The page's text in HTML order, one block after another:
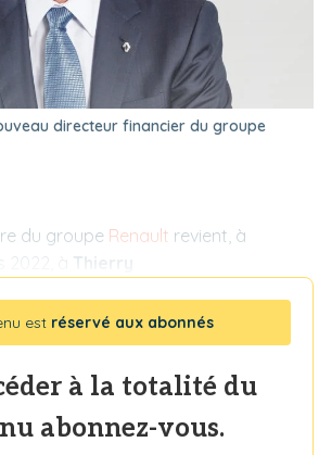
directeur financier du groupe
du groupe Renault revient, à
2022, à Thierry
est réservé aux abonnés
à la totalité du
abonnez-vous.